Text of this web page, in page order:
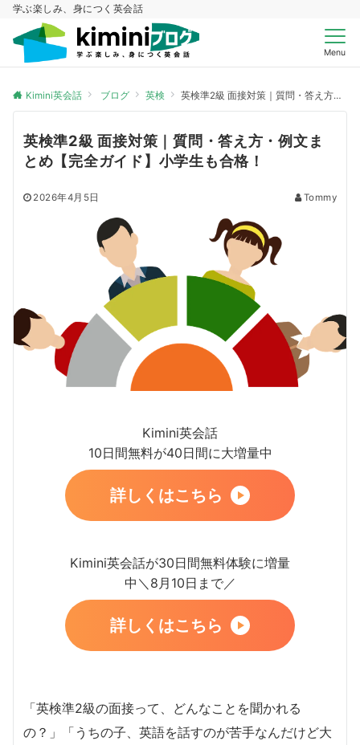
学ぶ楽しみ、身につく英会話
Menu
Kimini英会話 ブログ 英検 英検準2級 面接対策｜質問・答え方・例文まとめ【完全ガイド】小学生も合格！
英検準2級 面接対策｜質問・答え方・例文ま
とめ【完全ガイド】小学生も合格！
2026年4月5日 Tommy
Kimini英会話
10日間無料が40日間に大増量中
詳しくはこちら
Kimini英会話が30日間無料体験に増量
中＼8月10日まで／
詳しくはこちら
「英検準2級の面接って、どんなことを聞かれる
の？」「うちの子、英語を話すのが苦手なんだけど大